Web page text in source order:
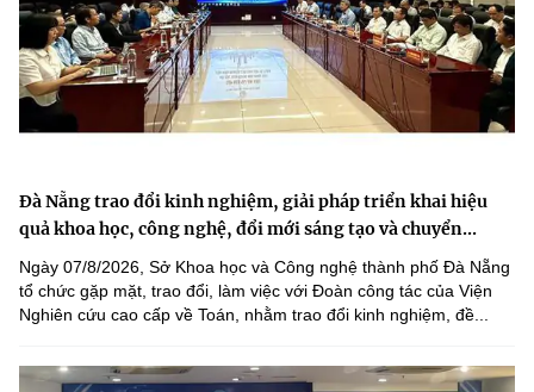
Đà Nẵng trao đổi kinh nghiệm, giải pháp triển khai hiệu
quả khoa học, công nghệ, đổi mới sáng tạo và chuyển...
Ngày 07/8/2026, Sở Khoa học và Công nghệ thành phố Đà Nẵng
tổ chức gặp mặt, trao đổi, làm việc với Đoàn công tác của Viện
Nghiên cứu cao cấp về Toán, nhằm trao đổi kinh nghiệm, đề...